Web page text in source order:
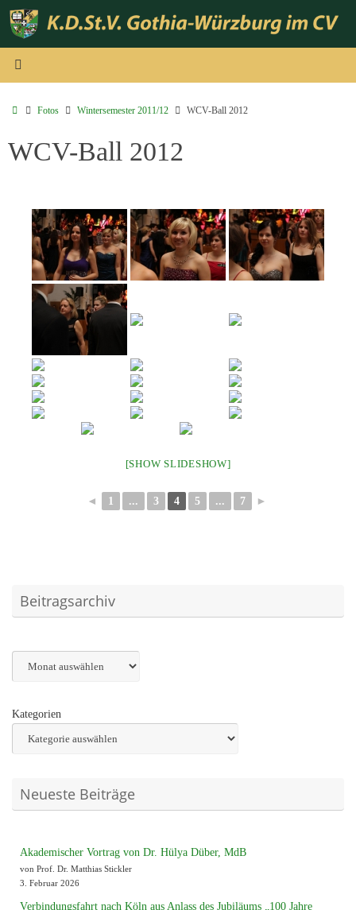
Zum
Inhalt
springen
StartFotos Wintersemester 2011/12 WCV-Ball 2012
WCV-Ball 2012
[SHOW SLIDESHOW]
◄ 1 ... 3 4 5 ... 7 ►
Beitragsarchiv
Kategorien
Neueste Beiträge
Akademischer Vortrag von Dr. Hülya Düber, MdB
von Prof. Dr. Matthias Stickler
3. Februar 2026
Verbindungsfahrt nach Köln aus Anlass des Jubiläums „100 Jahre